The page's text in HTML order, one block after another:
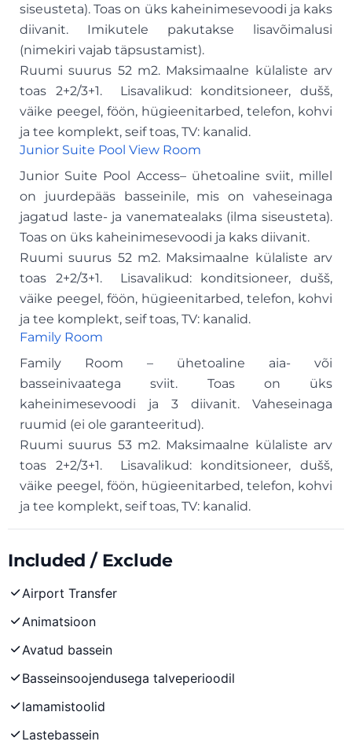
siseusteta). Toas on üks kaheinimesevoodi ja kaks
diivanit. Imikutele pakutakse lisavõimalusi
(nimekiri vajab täpsustamist).
Ruumi suurus 52 m2. Maksimaalne külaliste arv
toas 2+2/3+1. Lisavalikud: konditsioneer, dušš,
väike peegel, föön, hügieenitarbed, telefon, kohvi
ja tee komplekt, seif toas, TV: kanalid.
Junior Suite Pool View Room
Junior Suite Pool Access– ühetoaline sviit, millel
on juurdepääs basseinile, mis on vaheseinaga
jagatud laste- ja vanematealaks (ilma siseusteta).
Toas on üks kaheinimesevoodi ja kaks diivanit.
Ruumi suurus 52 m2. Maksimaalne külaliste arv
toas 2+2/3+1. Lisavalikud: konditsioneer, dušš,
väike peegel, föön, hügieenitarbed, telefon, kohvi
ja tee komplekt, seif toas, TV: kanalid.
Family Room
Family Room – ühetoaline aia- või
basseinivaatega sviit. Toas on üks
kaheinimesevoodi ja 3 diivanit. Vaheseinaga
ruumid (ei ole garanteeritud).
Ruumi suurus 53 m2. Maksimaalne külaliste arv
toas 2+2/3+1. Lisavalikud: konditsioneer, dušš,
väike peegel, föön, hügieenitarbed, telefon, kohvi
ja tee komplekt, seif toas, TV: kanalid.
Included / Exclude
Airport Transfer
Animatsioon
Avatud bassein
Basseinsoojendusega talveperioodil
lamamistoolid
Lastebassein